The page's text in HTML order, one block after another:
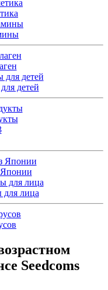
детей
Японии
для лица
Seedcoms